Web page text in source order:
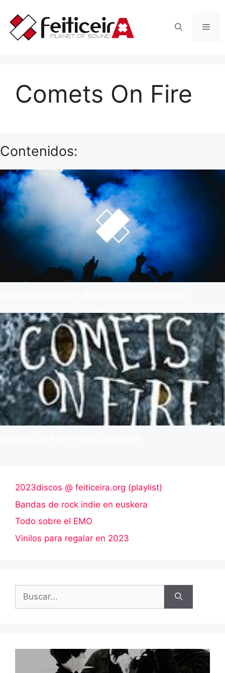
contenido
Comets On Fire
Contenidos:
2023discos @ feiticeira.org (playlist)
Bandas de rock indie en euskera
Todo sobre el EMO
Vinilos para regalar en 2023